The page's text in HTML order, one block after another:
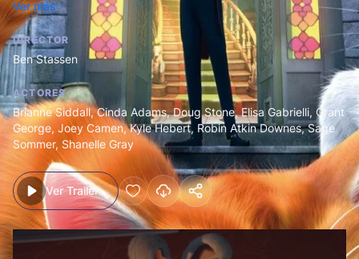
Ver más
DIRECTOR
Ben Stassen
ACTORES
Brianne Siddall,Cinda Adams,Doug Stone,Elisa Gabrielli, Grant
George, Joey Camen,Kyle Hebert, Robin Atkin Downes,Sage
Sommer, Shanelle Gray
Ver Trailer